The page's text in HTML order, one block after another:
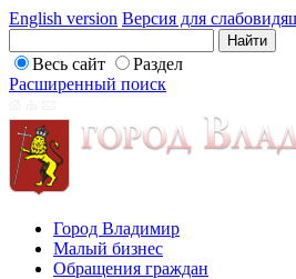
English version Версия для
Весь сайт
Раздел
Расширенный поиск
Город Владимир
Малый бизнес
Обращения граждан